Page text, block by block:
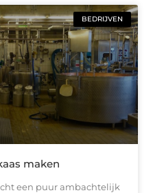
BEDRIJVEN
maken
een puur ambachtelijk